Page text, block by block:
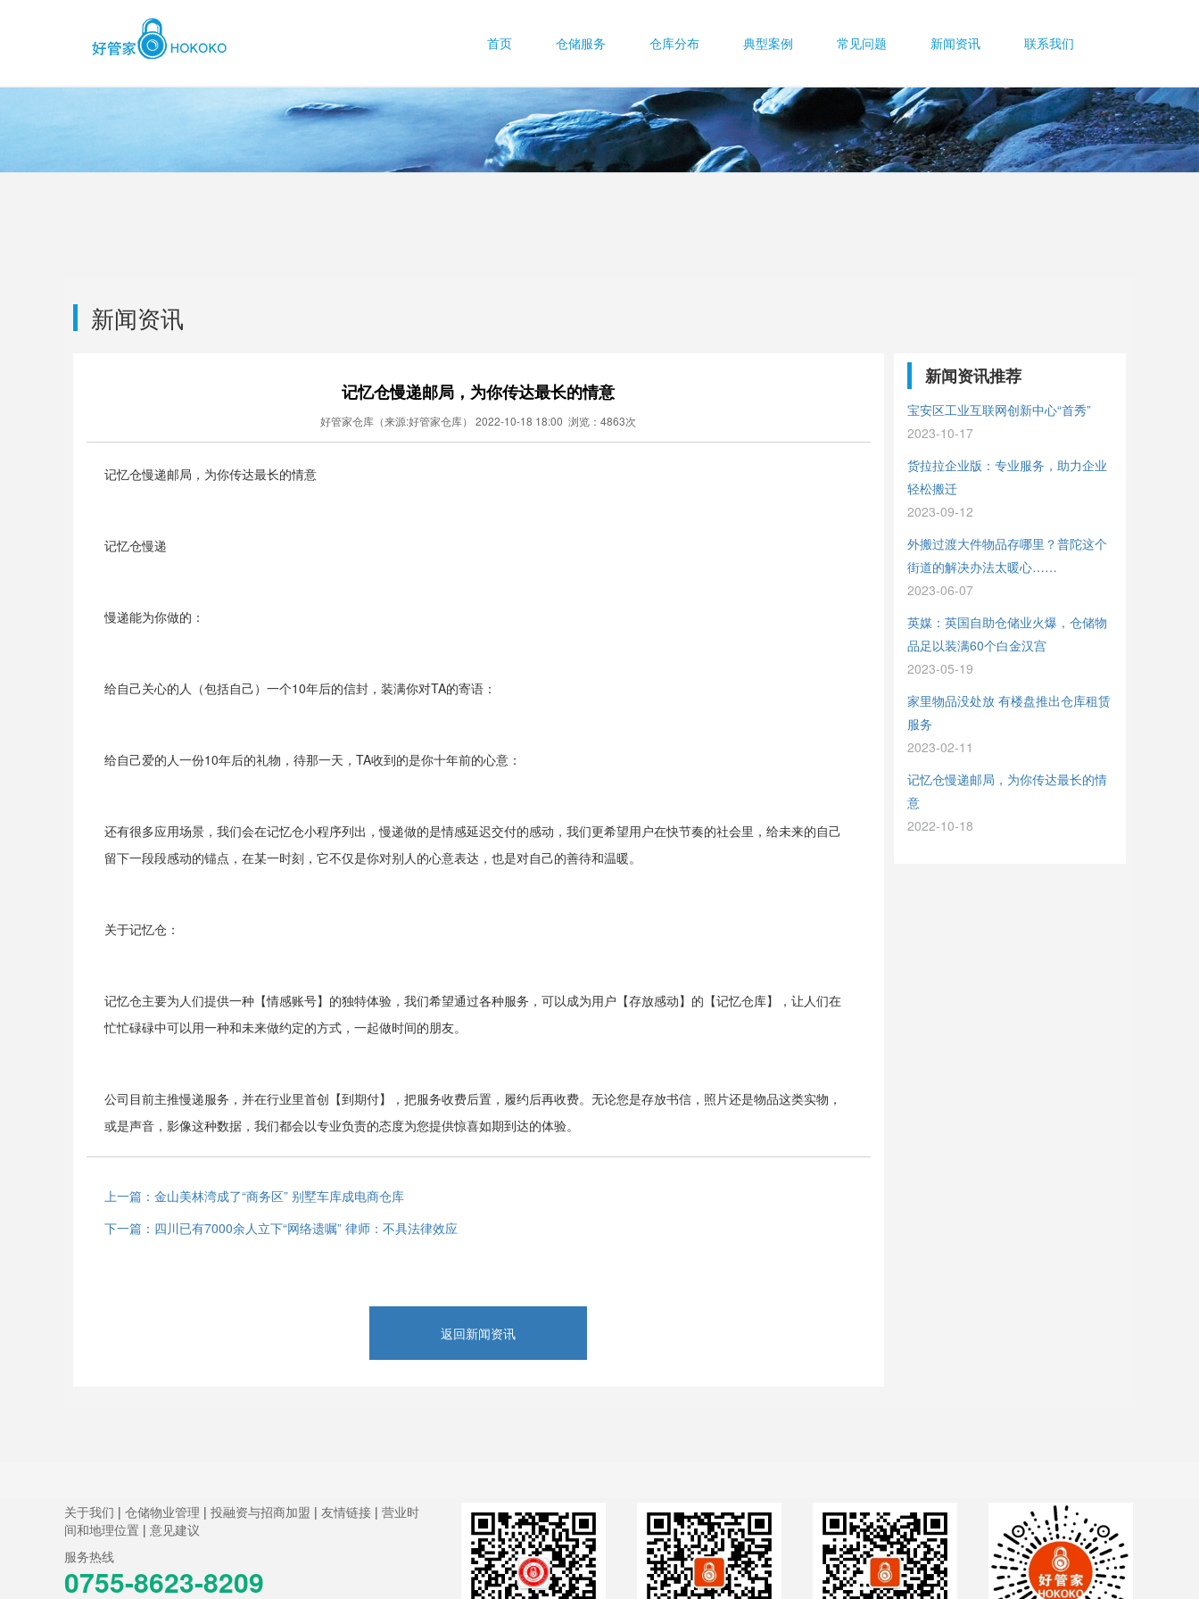
首页 仓储服务 仓库分布 典型案例 常见问题 新闻资讯 联系我们
新闻资讯
记忆仓慢递邮局，为你传达最长的情意
好管家仓库（来源:好管家仓库） 2022-10-18 18:00 浏览：4863次
记忆仓慢递邮局，为你传达最长的情意
记忆仓慢递
慢递能为你做的：
给自己关心的人（包括自己）一个10年后的信封，装满你对TA的寄语：
给自己爱的人一份10年后的礼物，待那一天，TA收到的是你十年前的心意：
还有很多应用场景，我们会在记忆仓小程序列出，慢递做的是情感延迟交付的感动，我们更希望用户在快节奏的社会里，给未来的自己
留下一段段感动的锚点，在某一时刻，它不仅是你对别人的心意表达，也是对自己的善待和温暖。
关于记忆仓：
记忆仓主要为人们提供一种【情感账号】的独特体验，我们希望通过各种服务，可以成为用户【存放感动】的【记忆仓库】，让人们在
忙忙碌碌中可以用一种和未来做约定的方式，一起做时间的朋友。
公司目前主推慢递服务，并在行业里首创【到期付】，把服务收费后置，履约后再收费。无论您是存放书信，照片还是物品这类实物，
或是声音，影像这种数据，我们都会以专业负责的态度为您提供惊喜如期到达的体验。
上一篇：金山美林湾成了“商务区” 别墅车库成电商仓库
下一篇：四川已有7000余人立下“网络遗嘱” 律师：不具法律效应
返回新闻资讯
新闻资讯推荐
宝安区工业互联网创新中心“首秀”
2023-10-17
货拉拉企业版：专业服务，助力企业
轻松搬迁
2023-09-12
外搬过渡大件物品存哪里？普陀这个
街道的解决办法太暖心……
2023-06-07
英媒：英国自助仓储业火爆，仓储物
品足以装满60个白金汉宫
2023-05-19
家里物品没处放 有楼盘推出仓库租赁
服务
2023-02-11
记忆仓慢递邮局，为你传达最长的情
意
2022-10-18
关于我们 | 仓储物业管理 | 投融资与招商加盟 | 友情链接 | 营业时
间和地理位置 | 意见建议
服务热线
0755-8623-8209